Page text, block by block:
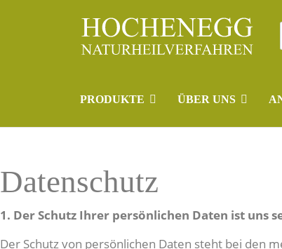
PRODUKTE ÜBER UNS
Datenschutz
1. Der Schutz Ihrer persönlichen Daten ist uns
Der Schutz von persönlichen Daten steht bei den